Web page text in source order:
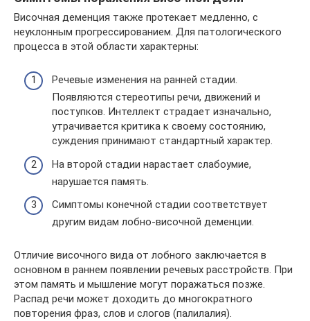
Височная деменция также протекает медленно, с
неуклонным прогрессированием. Для патологического
процесса в этой области характерны:
Речевые изменения на ранней стадии.
Появляются стереотипы речи, движений и
поступков. Интеллект страдает изначально,
утрачивается критика к своему состоянию,
суждения принимают стандартный характер.
На второй стадии нарастает слабоумие,
нарушается память.
Симптомы конечной стадии соответствует
другим видам лобно-височной деменции.
Отличие височного вида от лобного заключается в
основном в раннем появлении речевых расстройств. При
этом память и мышление могут поражаться позже.
Распад речи может доходить до многократного
повторения фраз, слов и слогов (палилалия).